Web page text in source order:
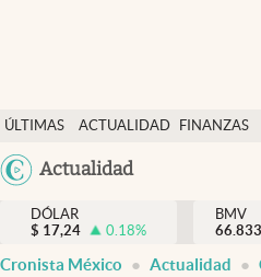
ÚLTIMAS
NOTICIAS
ACTUALIDAD
FINANZAS
Actualidad
Actualidad
Finanzas y economía
Dólar y mercados
DÓLAR
$ 17,24 0.18%
BMV
Cronista México Actualidad